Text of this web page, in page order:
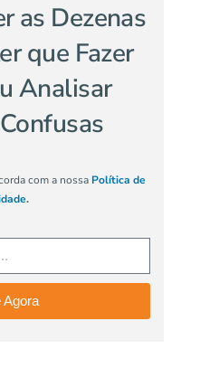
as Dezenas
que Fazer
Analisar
com a nossa Política de
.
Agora